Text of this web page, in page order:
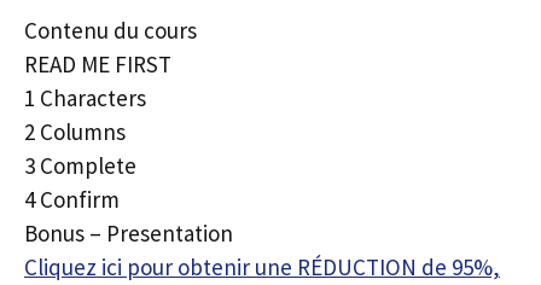
Contenu du cours
READ ME FIRST
1 Characters
2 Columns
3 Complete
4 Confirm
Bonus – Presentation
Cliquez ici pour obtenir une RÉDUCTION de 95%,